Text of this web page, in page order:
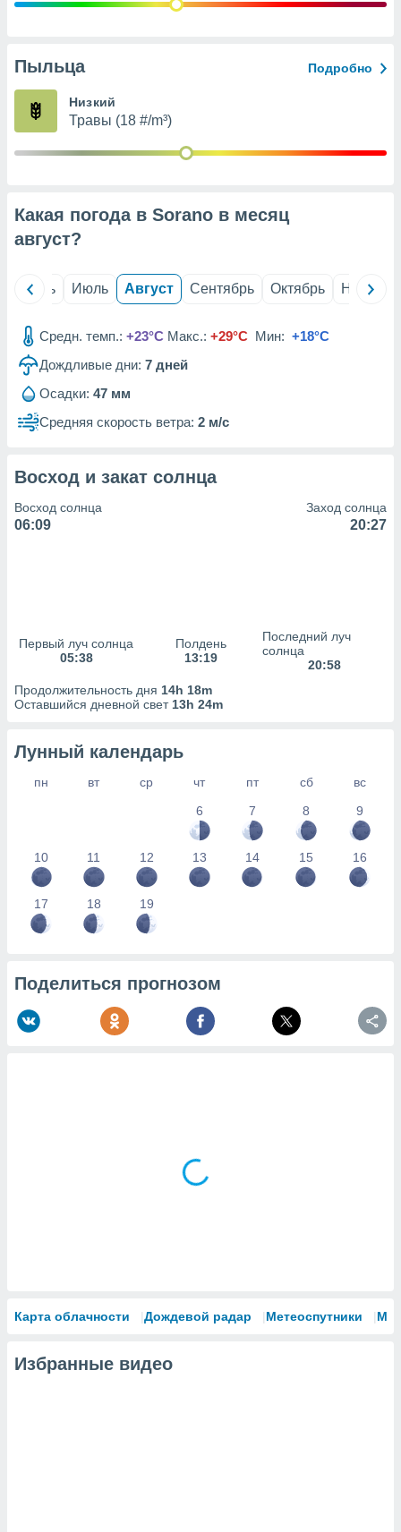
рекламы
сведения
1199
Пыльца Подробно
Низкий
Травы (18 #/m³)
Какая погода в Sorano в месяц
август?
Июнь Июль Август Сентябрь Октябрь Ноябрь
Средн. темп.: +23°C Макс.: +29°C Мин: +18°C
Дождливые дни: 7 дней
Осадки: 47 мм
Средняя скорость ветра: 2 м/с
Восход и закат солнца
Восход солнца
06:09
Заход солнца
20:27
Первый луч солнца
05:38
Полдень
13:19
Последний луч
солнца
20:58
Продолжительность дня 14h 18m
Оставшийся дневной свет 13h 24m
Лунный календарь
пн вт ср чт пт сб
вс
6
7 8 9
10 11 12 13 14 15 16
17 18 19
Поделиться прогнозом
Карта облачности Дождевой радар Метеоспутники
Избранные видео